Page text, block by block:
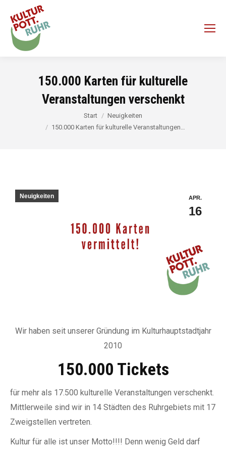
150.000 Karten für kulturelle
Veranstaltungen verschenkt
Sie befinden sich hier:Start
Neuigkeiten
150.000 Karten für kulturelle Veranstaltungen…
APR.
16
Neuigkeiten
Wir haben seit unserer Gründung im Kulturhauptstadtjahr
2010
150.000 Tickets
für mehr als 17.500 kulturelle Veranstaltungen verschenkt.
Mittlerweile sind wir in 14 Städten des Ruhrgebiets mit 17
Zweigstellen vertreten.
Kultur für alle ist unser Motto!!!! Denn wenig Geld darf